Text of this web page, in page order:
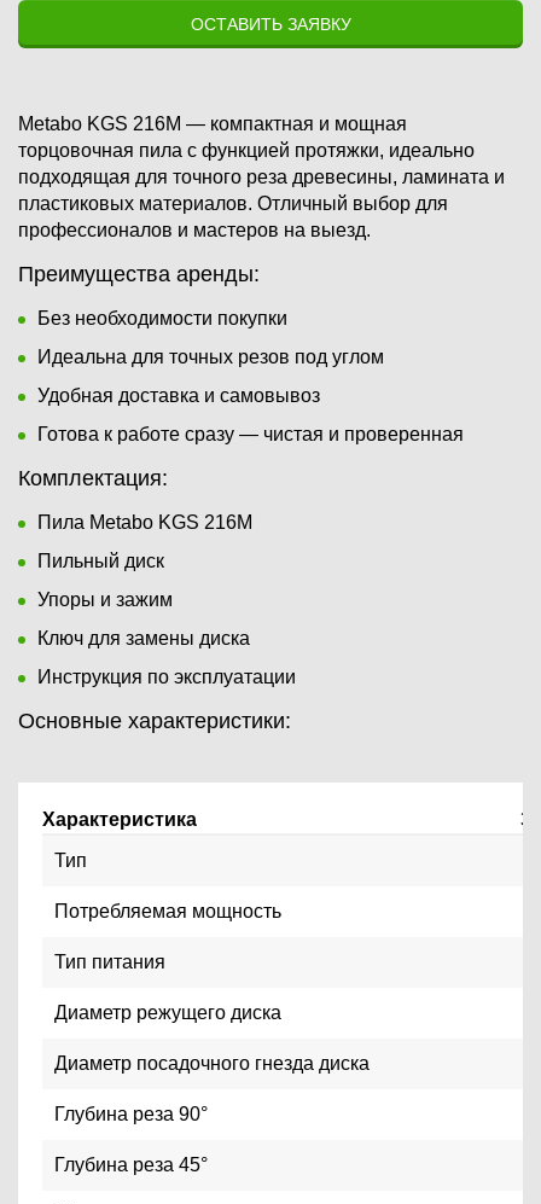
ОСТАВИТЬ ЗАЯВКУ
Metabo KGS 216M — компактная и мощная
торцовочная пила с функцией протяжки, идеально
подходящая для точного реза древесины, ламината и
пластиковых материалов. Отличный выбор для
профессионалов и мастеров на выезд.
Преимущества аренды:
Без необходимости покупки
Идеальна для точных резов под углом
Удобная доставка и самовывоз
Готова к работе сразу — чистая и проверенная
Комплектация:
Пила Metabo KGS 216M
Пильный диск
Упоры и зажим
Ключ для замены диска
Инструкция по эксплуатации
Основные характеристики:
Характеристика
Тип
Потребляемая мощность
Тип питания
Диаметр режущего диска
Диаметр посадочного гнезда диска
Глубина реза 90°
Глубина реза 45°